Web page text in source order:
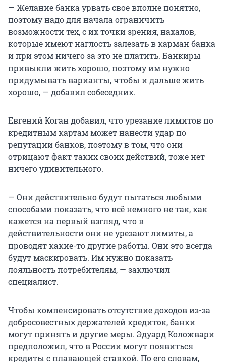
— Желание банка урвать свое вполне понятно,
поэтому надо для начала ограничить
возможности тех, с их точки зрения, нахалов,
которые имеют наглость залезать в карман банка
и при этом ничего за это не платить. Банкиры
привыкли жить хорошо, поэтому им нужно
придумывать варианты, чтобы и дальше жить
хорошо, — добавил собеседник.
Евгений Коган добавил, что урезание лимитов по
кредитным картам может нанести удар по
репутации банков, поэтому в том, что они
отрицают факт таких своих действий, тоже нет
ничего удивительного.
— Они действительно будут пытаться любыми
способами показать, что всё немного не так, как
кажется на первый взгляд, что в
действительности они не урезают лимиты, а
проводят какие-то другие работы. Они это всегда
будут маскировать. Им нужно показать
лояльность потребителям, — заключил
специалист.
Чтобы компенсировать отсутствие доходов из-за
добросовестных держателей кредиток, банки
могут принять и другие меры. Эдуард Коложвари
предположил, что в России могут появиться
кредиты с плавающей ставкой. По его словам,